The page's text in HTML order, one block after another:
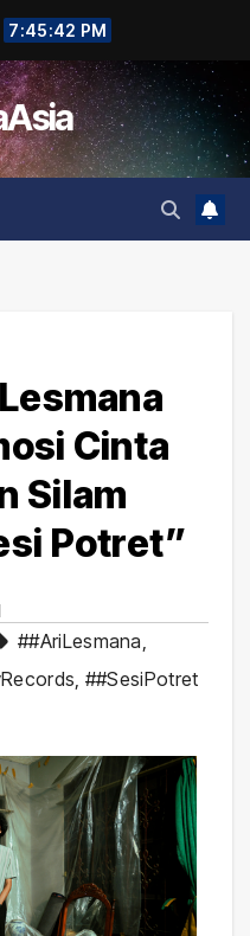
7:45:42 PM
Cinta
Silam
Potret”
##AriLesmana,
, ##SesiPotret